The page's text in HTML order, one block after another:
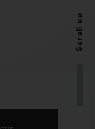
Scroll up